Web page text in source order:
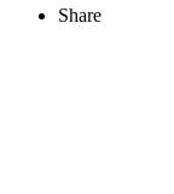
Share